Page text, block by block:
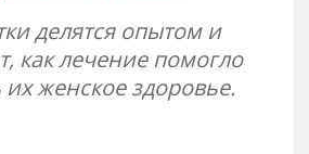
делятся опытом и
как лечение помогло
женское здоровье.